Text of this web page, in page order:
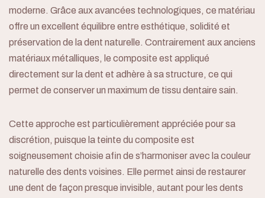
moderne. Grâce aux avancées technologiques, ce matériau
offre un excellent équilibre entre esthétique, solidité et
préservation de la dent naturelle. Contrairement aux anciens
matériaux métalliques, le composite est appliqué
directement sur la dent et adhère à sa structure, ce qui
permet de conserver un maximum de tissu dentaire sain.
Cette approche est particulièrement appréciée pour sa
discrétion, puisque la teinte du composite est
soigneusement choisie afin de s’harmoniser avec la couleur
naturelle des dents voisines. Elle permet ainsi de restaurer
une dent de façon presque invisible, autant pour les dents